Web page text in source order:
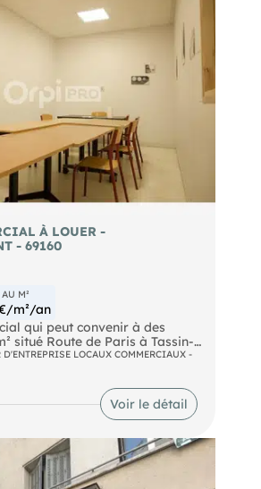
organiser une visite et
potentiel !
À LOUER -
- 69160
M²
m²/an
qui peut convenir à des
situé Route de Paris à Tassin-
de belles prestations ainsi qu'une
000 voitures/jour).
€ HTHC
LOCAUX COMMERCIAUX -
Voir le détail